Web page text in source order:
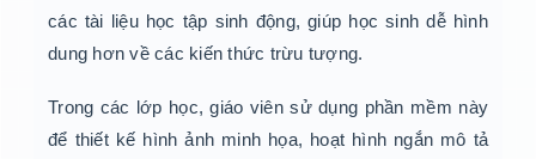
các tài liệu học tập sinh động, giúp học sinh dễ hình
dung hơn về các kiến thức trừu tượng.
Trong các lớp học, giáo viên sử dụng phần mềm này
để thiết kế hình ảnh minh họa, hoạt hình ngắn mô tả